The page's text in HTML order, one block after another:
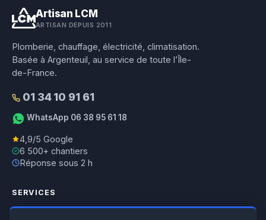
Artisan LCM
ARTISAN DEPUIS 2011
Plomberie, chauffage, électricité, climatisation.
Basée à Argenteuil, au service de toute l’Île-
de-France.
01 34 10 91 61
WhatsApp 06 38 95 61 18
4,9/5 Google
6 500+ chantiers
Réponse sous 2 h
SERVICES